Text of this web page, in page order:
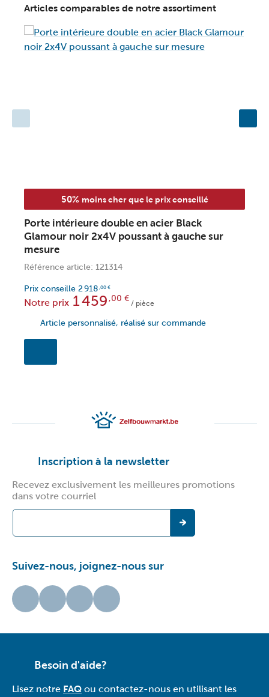
Articles comparables de notre assortiment
50% moins cher que le prix conseillé
Porte intérieure double en acier Black
Glamour noir 2x4V poussant à gauche sur
mesure
Référence article: 121314
Prix conseille 2 918 ,00 €
Notre prix 1 459,00 €
/ pièce
Article personnalisé, réalisé sur commande
Inscription à la newsletter
Recevez exclusivement les meilleures promotions
dans votre courriel
Suivez-nous, joignez-nous sur
Besoin d'aide?
Lisez notre FAQ ou contactez-nous en utilisant les